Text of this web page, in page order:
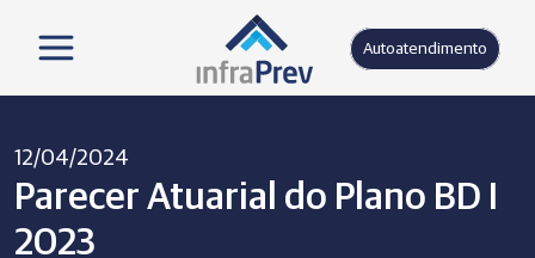
Autoatendimento
12/04/2024
Parecer Atuarial do Plano BD I
2023